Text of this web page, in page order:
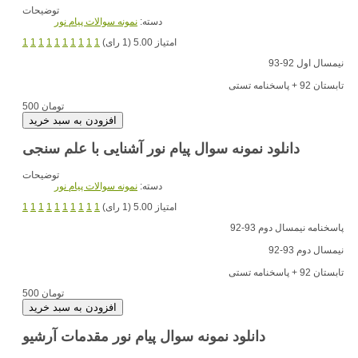
توضیحات
دسته: نمونه سوالات پیام نور
1 1 1 1 1 1 1 1 1 1
امتیاز 5.00 (1 رای)
نیمسال اول 92-93
تابستان 92 + پاسخنامه تستی
500 تومان
دانلود نمونه سوال پیام نور آشنایی با علم سنجی
توضیحات
دسته: نمونه سوالات پیام نور
1 1 1 1 1 1 1 1 1 1
امتیاز 5.00 (1 رای)
پاسخنامه نیمسال دوم 93-92
نیمسال دوم 93-92
تابستان 92 + پاسخنامه تستی
500 تومان
دانلود نمونه سوال پیام نور مقدمات آرشیو